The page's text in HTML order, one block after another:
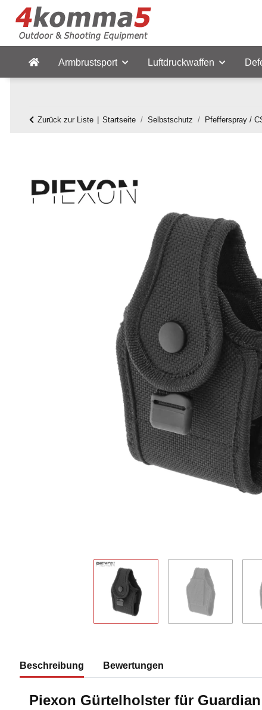
Armbrustsport Luftdruckwaffen
Zurück zur Liste Startseite Selbstschutz Pfefferspray /
Beschreibung Bewertungen
Piexon Gürtelholster für